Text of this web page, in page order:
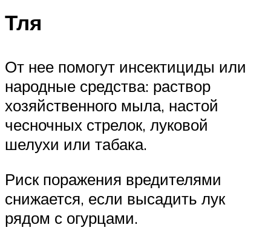
Тля
От нее помогут инсектициды или
народные средства: раствор
хозяйственного мыла, настой
чесночных стрелок, луковой
шелухи или табака.
Риск поражения вредителями
снижается, если высадить лук
рядом с огурцами.